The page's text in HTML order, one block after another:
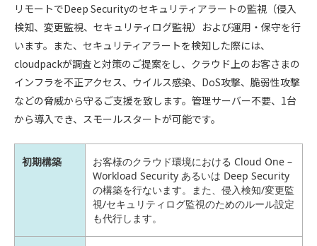
リモートでDeep Securityのセキュリティアラートの監視（侵入
検知、変更監視、セキュリティログ監視）および運用・保守を行
います。また、セキュリティアラートを検知した際には、
cloudpackが調査と対策のご提案をし、クラウド上のお客さまの
インフラを不正アクセス、ウイルス感染、DoS攻撃、脆弱性攻撃
などの脅威から守るご支援を致します。管理サーバー不要、1台
から導入でき、スモールスタートが可能です。
初期構築
お客様のクラウド環境における Cloud One –
Workload Security あるいは Deep Security
の構築を行ないます。また、侵入検知/変更監
視/セキュリティログ監視のためのルール設定
も代行します。